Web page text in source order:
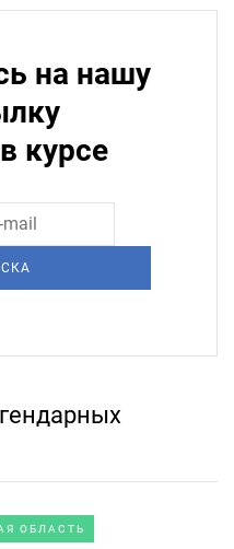
на нашу
курсе
ОБЛАСТЬ